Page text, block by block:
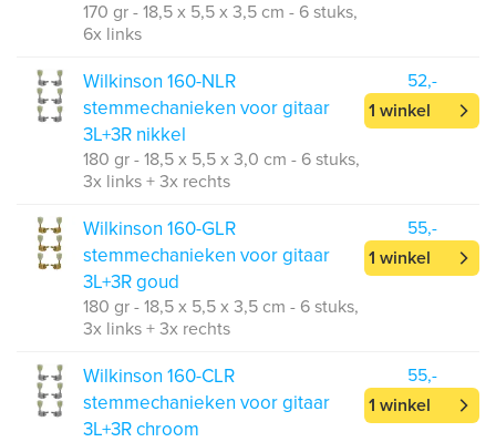
170 gr - 18,5 x 5,5 x 3,5 cm - 6 stuks,
6x links
Wilkinson 160-NLR
stemmechanieken voor gitaar
3L+3R nikkel
180 gr - 18,5 x 5,5 x 3,0 cm - 6 stuks,
3x links + 3x rechts
52,-
1 winkel
Wilkinson 160-GLR
stemmechanieken voor gitaar
3L+3R goud
180 gr - 18,5 x 5,5 x 3,5 cm - 6 stuks,
3x links + 3x rechts
55,-
1 winkel
Wilkinson 160-CLR
stemmechanieken voor gitaar
3L+3R chroom
55,-
1 winkel